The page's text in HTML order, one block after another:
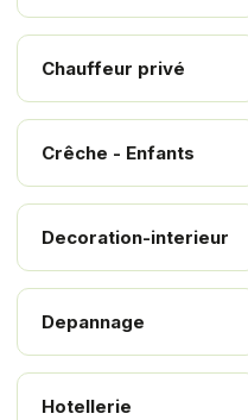
Chauffeur privé
Crêche - Enfants
Decoration-interieur
Depannage
Hotellerie